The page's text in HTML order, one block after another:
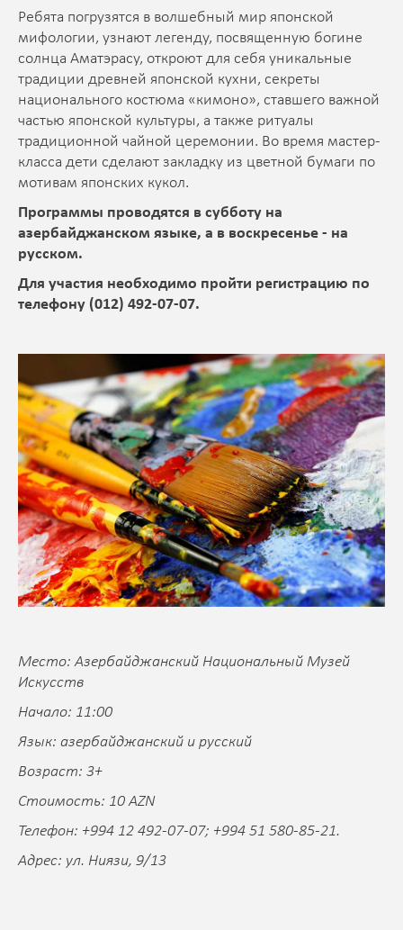
Ребята погрузятся в волшебный мир японской
мифологии, узнают легенду, посвященную богине
солнца Аматэрасу, откроют для себя уникальные
традиции древней японской кухни, секреты
национального костюма «кимоно», ставшего важной
частью японской культуры, а также ритуалы
традиционной чайной церемонии. Во время мастер-
класса дети сделают закладку из цветной бумаги по
мотивам японских кукол.
Программы проводятся в субботу на
азербайджанском языке, а в воскресенье - на
русском.
Для участия необходимо пройти регистрацию по
телефону (012) 492-07-07.
Место:Азербайджанский Национальный Музей
Искусств
Начало: 11:00
Язык: азербайджанский и русский
Возраст: 3+
Стоимость: 10 AZN
Телефон: +994 12 492-07-07; +994 51 580-85-21.
Адрес: ул. Ниязи, 9/13